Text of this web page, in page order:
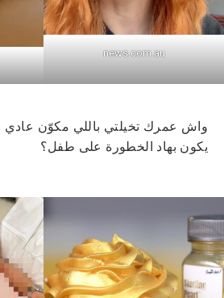
news.com.au
واش عمرك تخيلتي باللي مكوّن عادي
يكون بهاد الخطورة على طفل؟